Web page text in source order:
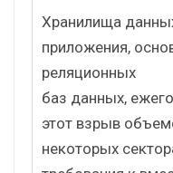
Хранилища
приложения,
реляционных
баз данных,
этот взрыв
некоторых